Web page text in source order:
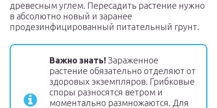
древесным углем. Пересадить растение нужно
в абсолютно новый и заранее
продезинфицированный питательный грунт.
Важно знать! Зараженное
растение обязательно отделяют от
здоровых экземпляров. Грибковые
споры разносятся ветром и
моментально размножаются. Для